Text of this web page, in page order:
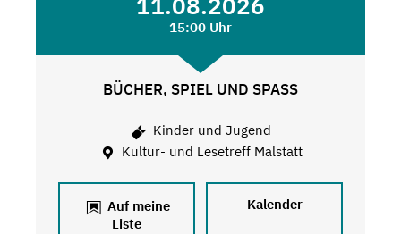
15:00 Uhr
BÜCHER, SPIEL UND SPASS
Kinder und Jugend
Kultur- und Lesetreff Malstatt
Auf meine
Liste
Kalender